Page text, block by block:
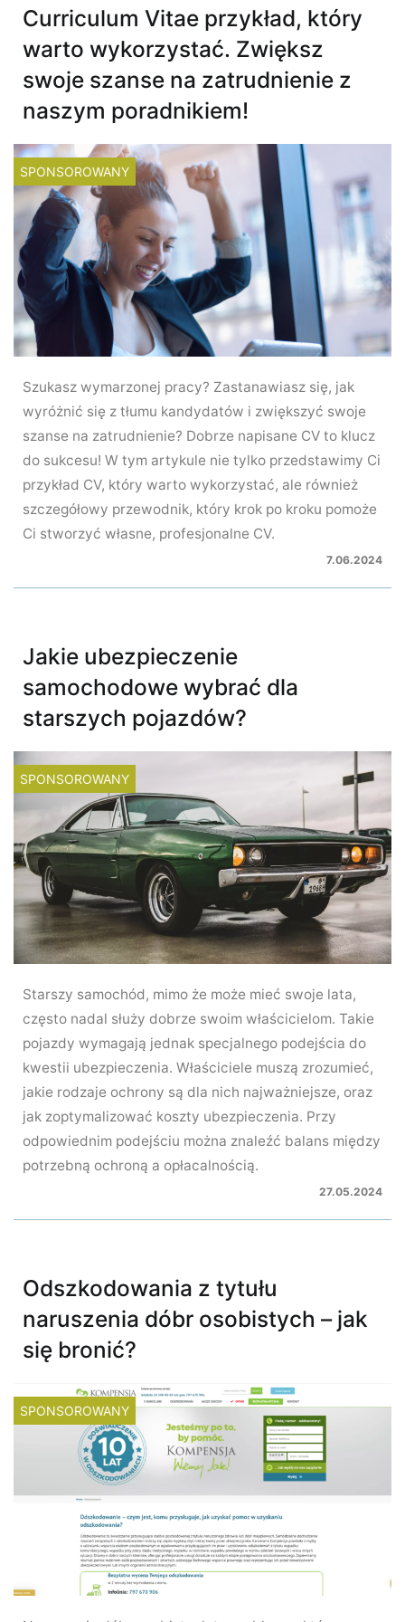
Curriculum Vitae przykład, który
warto wykorzystać. Zwiększ
swoje szanse na zatrudnienie z
naszym poradnikiem!
SPONSOROWANY
Szukasz wymarzonej pracy? Zastanawiasz się, jak
wyróżnić się z tłumu kandydatów i zwiększyć swoje
szanse na zatrudnienie? Dobrze napisane CV to klucz
do sukcesu! W tym artykule nie tylko przedstawimy Ci
przykład CV, który warto wykorzystać, ale również
szczegółowy przewodnik, który krok po kroku pomoże
Ci stworzyć własne, profesjonalne CV.
7.06.2024
Jakie ubezpieczenie
samochodowe wybrać dla
starszych pojazdów?
SPONSOROWANY
Starszy samochód, mimo że może mieć swoje lata,
często nadal służy dobrze swoim właścicielom. Takie
pojazdy wymagają jednak specjalnego podejścia do
kwestii ubezpieczenia. Właściciele muszą zrozumieć,
jakie rodzaje ochrony są dla nich najważniejsze, oraz
jak zoptymalizować koszty ubezpieczenia. Przy
odpowiednim podejściu można znaleźć balans między
potrzebną ochroną a opłacalnością.
27.05.2024
Odszkodowania z tytułu
naruszenia dóbr osobistych – jak
się bronić?
SPONSOROWANY